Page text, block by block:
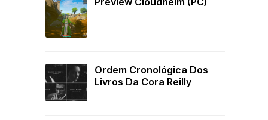
Ordem Cronológica Dos
Livros Da Cora Reilly